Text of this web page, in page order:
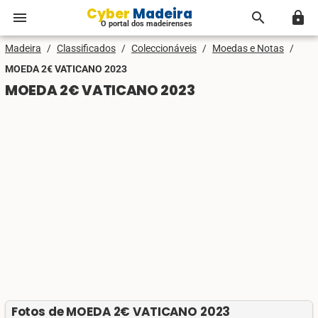
menu Cyber Madeira
O portal dos madeirenses search lock
Madeira / Classificados / Coleccionáveis / Moedas e Notas /
MOEDA 2€ VATICANO 2023
MOEDA 2€ VATICANO 2023
Fotos de MOEDA 2€ VATICANO 2023